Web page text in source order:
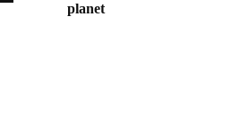
planet